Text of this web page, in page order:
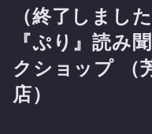
（終了しました
『ぷり』読み
クショップ （
店）